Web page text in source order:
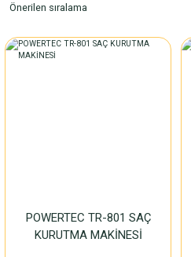
POWERTEC TR-801 SAÇ
KURUTMA MAKİNESİ